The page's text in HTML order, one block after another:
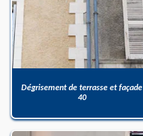
Dégrisement de terrasse et façade
40